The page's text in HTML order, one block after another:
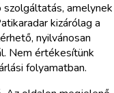
amelynek
kizárólag a
nyilvánosan
Nem értékesítünk
folyamatban.